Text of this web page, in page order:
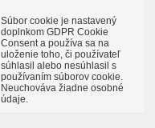
Súbor cookie je nastavený
doplnkom GDPR Cookie
Consent a používa sa na
uloženie toho, či používateľ
súhlasil alebo nesúhlasil s
používaním súborov cookie.
Neuchováva žiadne osobné
údaje.